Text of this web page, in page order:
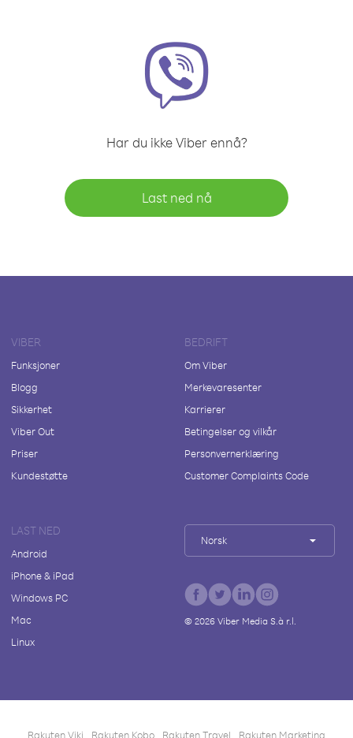
Har du ikke Viber ennå?
Last ned nå
VIBER
Funksjoner
Blogg
Sikkerhet
Viber Out
Priser
Kundestøtte
BEDRIFT
Om Viber
Merkevaresenter
Karrierer
Betingelser og vilkår
Personvernerklæring
Customer Complaints Code
LAST NED
Android
iPhone & iPad
Windows PC
Mac
Linux
Norsk
© 2026Viber Media S.à r.l.
Rakuten Viki Rakuten Kobo Rakuten Travel Rakuten Marketing